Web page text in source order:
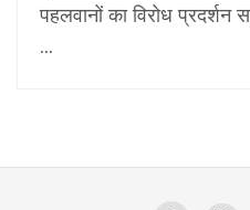
पहलवानों का विरोध
...